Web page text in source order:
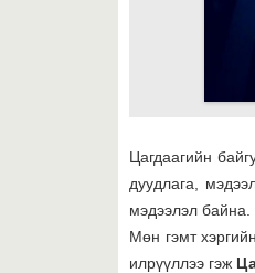
Цагдаагийн
дуудлага,
мэдээлэл байна.
Мөн гэмт
илрүүллээ гэж